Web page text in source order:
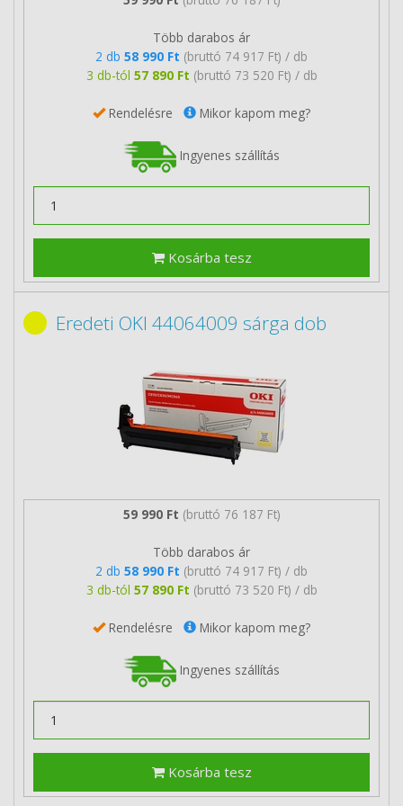
Több darabos ár
2 db 58 990 Ft (bruttó 74 917 Ft) / db
3 db-tól 57 890 Ft (bruttó 73 520 Ft) / db
Rendelésre Mikor kapom meg?
Ingyenes szállítás
Kosárba tesz
Eredeti OKI 44064009 sárga dob
59 990 Ft (bruttó 76 187 Ft)
Több darabos ár
2 db 58 990 Ft (bruttó 74 917 Ft) / db
3 db-tól 57 890 Ft (bruttó 73 520 Ft) / db
Rendelésre Mikor kapom meg?
Ingyenes szállítás
Kosárba tesz